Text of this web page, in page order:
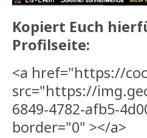
Kopiert Euch
Profilseite:
<a href="https://
src="https://
6849-4782-afb5-
border="0" ></a>